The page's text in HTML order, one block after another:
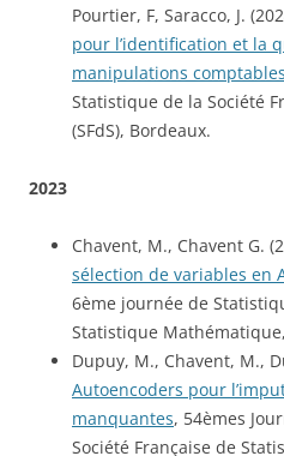
Pourtier, F, Saracco, J.
pour l’identification et la
manipulations comptables
Statistique de la Société
(SFdS), Bordeaux.
2023
Chavent, M., Chavent G.
sélection de variables en
6ème journée de
Statistique
Autoencoders pour
manquantes, 54èmes
Société Française de